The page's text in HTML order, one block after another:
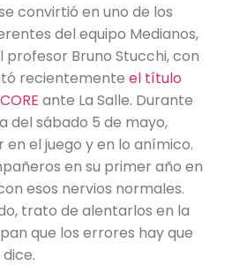
convirtió en uno de los
del equipo Medianos,
profesor Bruno Stucchi, con
recientemente el título
ante La Salle. Durante
del sábado 5 de mayo,
el juego y en lo anímico.
en su primer año en
esos nervios normales.
trato de alentarlos en la
que los errores hay que